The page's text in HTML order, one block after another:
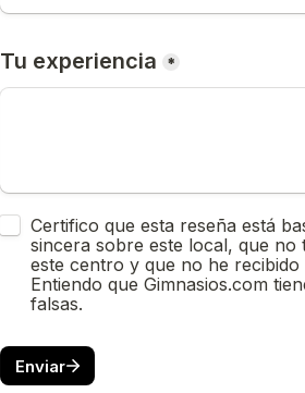
Tu experiencia *
Untitled checkboxes field
Certifico que esta reseña está
sincera sobre este local, que
este centro y que no he
Entiendo que Gimnasios.com
falsas.
Enviar